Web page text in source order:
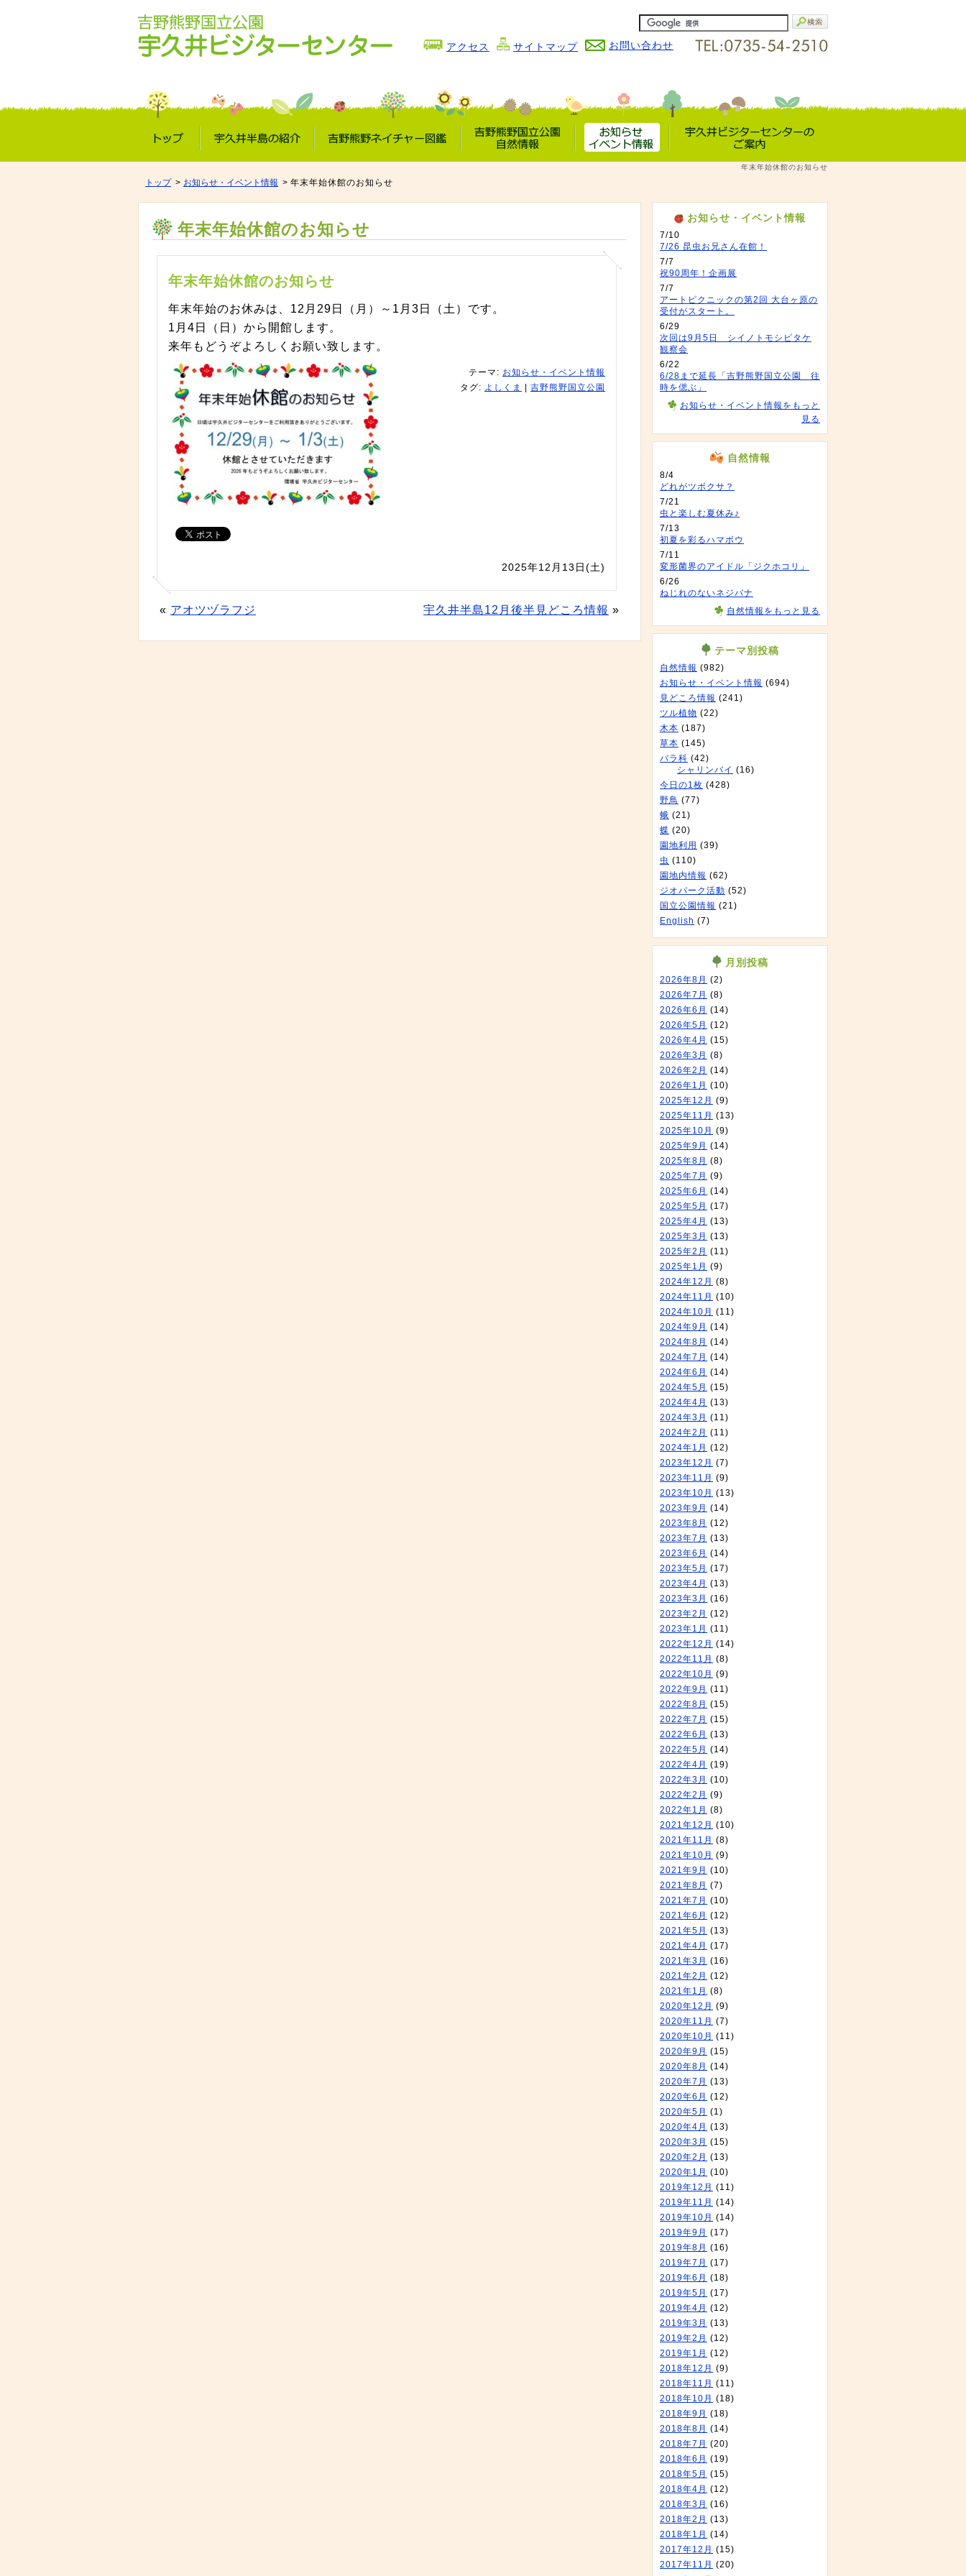
アクセス サイトマップ お問い合わせ
トップ 宇久井半島の紹介
吉野熊野
吉野熊野国立公園
お知らせ
宇久井VC
年末年始休館のお知らせ
トップ お知らせ・イベント情報 年末年始休館のお知らせ
年末年始休館のお知らせ
年末年始休館のお知らせ
年末年始のお休みは、12月29日（月）～1月3日（土）です。
1月4日（日）から開館します。
来年もどうぞよろしくお願い致します。
テーマ: お知らせ・イベント情報
タグ: よしくま 吉野熊野国立公園
2025年12月13日(土)
« アオツヅラフジ 宇久井半島12月後半見どころ情報 »
お知らせ・イベント情報
7/10
7/26 昆虫お兄さん在館！
7/7
祝90周年！企画展
7/7
アートピクニックの第2回 大台ヶ原の
受付がスタート。
6/29
次回は9月5日 シイノトモシビタケ
観察会
6/22
6/28まで延長「吉野熊野国立公園 往
時を偲ぶ」
お知らせ・イベント情報をもっと
見る
自然情報
8/4
どれがツボクサ？
7/21
虫と楽しむ夏休み♪
7/13
初夏を彩るハマボウ
7/11
変形菌界のアイドル「ジクホコリ」
6/26
ねじれのないネジバナ
自然情報をもっと見る
テーマ別投稿
自然情報 (982)
お知らせ・イベント情報 (694)
見どころ情報 (241)
ツル植物 (22)
木本 (187)
草本 (145)
バラ科 (42)
シャリンバイ (16)
今日の1枚 (428)
野鳥 (77)
蛾 (21)
蝶 (20)
園地利用 (39)
虫 (110)
園地内情報 (62)
ジオパーク活動 (52)
国立公園情報 (21)
English (7)
月別投稿
2026年8月 (2)
2026年7月 (8)
2026年6月 (14)
2026年5月 (12)
2026年4月 (15)
2026年3月 (8)
2026年2月 (14)
2026年1月 (10)
2025年12月 (9)
2025年11月 (13)
2025年10月 (9)
2025年9月 (14)
2025年8月 (8)
2025年7月 (9)
2025年6月 (14)
2025年5月 (17)
2025年4月 (13)
2025年3月 (13)
2025年2月 (11)
2025年1月 (9)
2024年12月 (8)
2024年11月 (10)
2024年10月 (11)
2024年9月 (14)
2024年8月 (14)
2024年7月 (14)
2024年6月 (14)
2024年5月 (15)
2024年4月 (13)
2024年3月 (11)
2024年2月 (11)
2024年1月 (12)
2023年12月 (7)
2023年11月 (9)
2023年10月 (13)
2023年9月 (14)
2023年8月 (12)
2023年7月 (13)
2023年6月 (14)
2023年5月 (17)
2023年4月 (13)
2023年3月 (16)
2023年2月 (12)
2023年1月 (11)
2022年12月 (14)
2022年11月 (8)
2022年10月 (9)
2022年9月 (11)
2022年8月 (15)
2022年7月 (15)
2022年6月 (13)
2022年5月 (14)
2022年4月 (19)
2022年3月 (10)
2022年2月 (9)
2022年1月 (8)
2021年12月 (10)
2021年11月 (8)
2021年10月 (9)
2021年9月 (10)
2021年8月 (7)
2021年7月 (10)
2021年6月 (12)
2021年5月 (13)
2021年4月 (17)
2021年3月 (16)
2021年2月 (12)
2021年1月 (8)
2020年12月 (9)
2020年11月 (7)
2020年10月 (11)
2020年9月 (15)
2020年8月 (14)
2020年7月 (13)
2020年6月 (12)
2020年5月 (1)
2020年4月 (13)
2020年3月 (15)
2020年2月 (13)
2020年1月 (10)
2019年12月 (11)
2019年11月 (14)
2019年10月 (14)
2019年9月 (17)
2019年8月 (16)
2019年7月 (17)
2019年6月 (18)
2019年5月 (17)
2019年4月 (12)
2019年3月 (13)
2019年2月 (12)
2019年1月 (12)
2018年12月 (9)
2018年11月 (11)
2018年10月 (18)
2018年9月 (18)
2018年8月 (14)
2018年7月 (20)
2018年6月 (19)
2018年5月 (15)
2018年4月 (12)
2018年3月 (16)
2018年2月 (13)
2018年1月 (14)
2017年12月 (15)
2017年11月 (20)